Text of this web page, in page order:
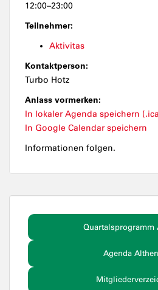
12:00–23:00
Teilnehmer:
Aktivitas
Kontaktperson:
Turbo Hotz
Anlass vormerken:
In lokaler Agenda speichern
In Google Calendar speichern
Informationen folgen.
Quartalsprogramm
Agenda